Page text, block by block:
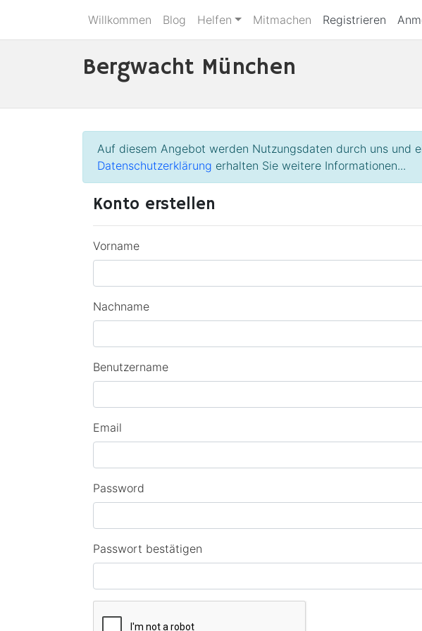
Willkommen Blog Helfen Mitmachen Registrieren
Bergwacht München
Auf diesem Angebot werden Nutzungsdaten durch uns und
Datenschutzerklärung erhalten Sie weitere Informationen...
Konto erstellen
Vorname
Nachname
Benutzername
Email
Password
Passwort bestätigen